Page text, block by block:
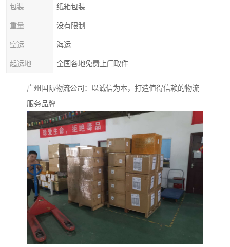
包装 纸箱包装
重量 没有限制
空运 海运
起运地 全国各地免费上门取件
广州国际物流公司：以诚信为本，打造值得信赖的物流
服务品牌